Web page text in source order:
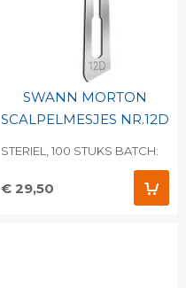
SWANN MORTON
SCALPELMESJES NR.12D
STERIEL, 100 STUKS BATCH:
€ 29,50